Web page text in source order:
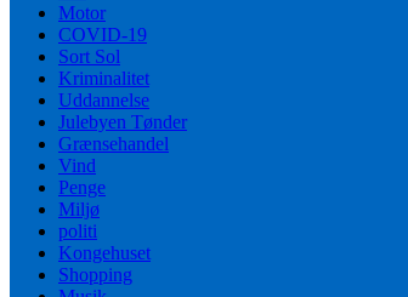
Motor
COVID-19
Sort Sol
Kriminalitet
Uddannelse
Julebyen Tønder
Grænsehandel
Vind
Penge
Miljø
politi
Kongehuset
Shopping